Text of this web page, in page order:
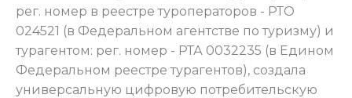
рег. номер в реестре туроператоров - РТО
024521 (в Федеральном агентстве по туризму) и
турагентом: рег. номер - РТА 0032235 (в Едином
Федеральном реестре турагентов), создала
универсальную цифровую потребительскую